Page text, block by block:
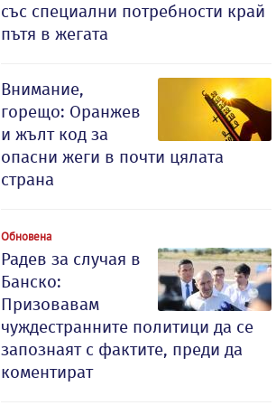
със специални потребности край
пътя в жегата
Внимание,
горещо: Оранжев
и жълт код за
опасни жеги в почти цялата
страна
Обновена
Радев за случая в
Банско:
Призовавам
чуждестранните политици да се
запознаят с фактите, преди да
коментират